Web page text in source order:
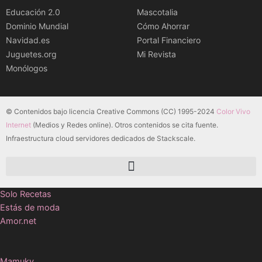
Educación 2.0
Dominio Mundial
Navidad.es
Juguetes.org
Monólogos
Mascotalia
Cómo Ahorrar
Portal Financiero
Mi Revista
© Contenidos bajo licencia Creative Commons (CC) 1995-2024 Color Vivo
Internet (Medios y Redes online). Otros contenidos se cita fuente.
Infraestructura cloud servidores dedicados de Stackscale.
Solo Recetas
Estás de moda
Amor.net